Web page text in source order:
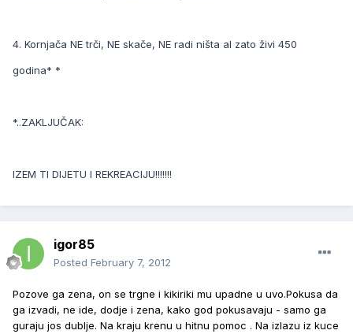
4. Kornjača NE trči, NE skače, NE radi ništa al zato živi 450
godina* *
*..ZAKLJUČAK:
IZEM TI DIJETU I REKREACIJU!!!!!!!
igor85
Posted February 7, 2012
Pozove ga zena, on se trgne i kikiriki mu upadne u uvo.Pokusa da
ga izvadi, ne ide, dodje i zena, kako god pokusavaju - samo ga
guraju jos dublje. Na kraju krenu u hitnu pomoc . Na izlazu iz kuce